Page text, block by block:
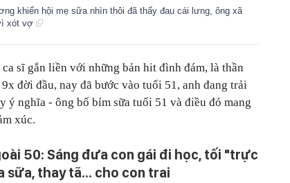
khiến hội mẹ sữa nhìn thôi đã thấy đau cái lưng, ông xã
xót vợ
sĩ gắn liền với những bản hit đình đám, là thần
đời đầu, nay đã bước vào tuổi 51, anh đang trải
ý nghĩa - ông bố bỉm sữa tuổi 51 và điều đó mang
xúc.
50: Sáng đưa con gái đi học, tối "trực
sữa, thay tã... cho con trai